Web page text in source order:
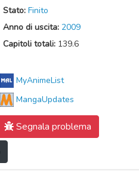
Stato: Finito
Anno di uscita: 2009
Capitoli totali: 139.6
MyAnimeList
MangaUpdates
Segnala problema